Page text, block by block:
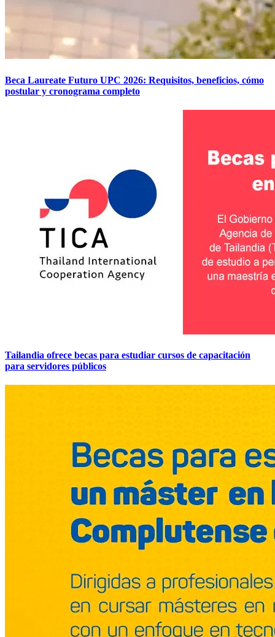
Beca Laureate Futuro UPC 2026: Requisitos, beneficios, cómo
postular y cronograma completo
Tailandia ofrece becas para estudiar cursos de capacitación
para servidores públicos